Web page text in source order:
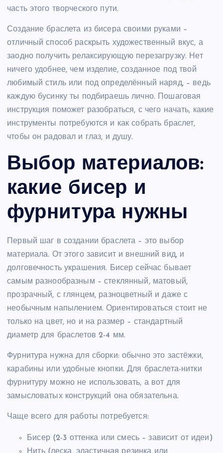
часть этого творческого пути.
Создание браслета из бисера своими руками –
отличный способ раскрыть художественный вкус, а
заодно получить релаксирующую перезагрузку. Нет
ничего удобнее, чем изделие, созданное под твой
любимый стиль или под определённый наряд, – ведь
каждую бусинку ты подбираешь лично. Пошаговая
инструкция поможет разобраться, с чего начать, какие
инструменты потребуются и как собрать браслет,
чтобы он радовал и глаз, и душу.
Выбор материалов:
какие бисер и
фурнитура нужны
Первый шаг в создании браслета – это выбор
материала. От этого зависит и внешний вид, и
долговечность украшения. Бисер сейчас бывает
самым разнообразным – стеклянный, матовый,
прозрачный, с глянцем, разноцветный и даже с
необычным напылением. Ориентироваться стоит не
только на цвет, но и на размер – стандартный
диаметр для браслетов 2-4 мм.
Фурнитура нужна для сборки: обычно это застёжки,
карабины или удобные кнопки. Для браслета-нитки
фурнитуру можно не использовать, а вот для
замысловатых конструкций она обязательна.
Чаще всего для работы потребуется:
Бисер (2-3 оттенка или смесь – зависит от идеи)